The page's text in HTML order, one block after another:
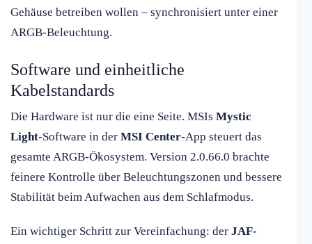
Gehäuse betreiben wollen – synchronisiert unter einer
ARGB-Beleuchtung.
Software und einheitliche
Kabelstandards
Die Hardware ist nur die eine Seite. MSIs Mystic
Light-Software in der MSI Center-App steuert das
gesamte ARGB-Ökosystem. Version 2.0.66.0 brachte
feinere Kontrolle über Beleuchtungszonen und bessere
Stabilität beim Aufwachen aus dem Schlafmodus.
Ein wichtiger Schritt zur Vereinfachung: der JAF-